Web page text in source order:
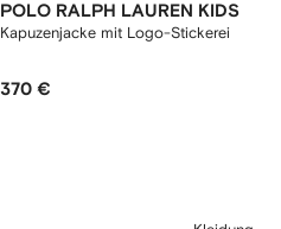
POLO RALPH LAUREN KIDS
Kapuzenjacke mit Logo-Stickerei
370 €